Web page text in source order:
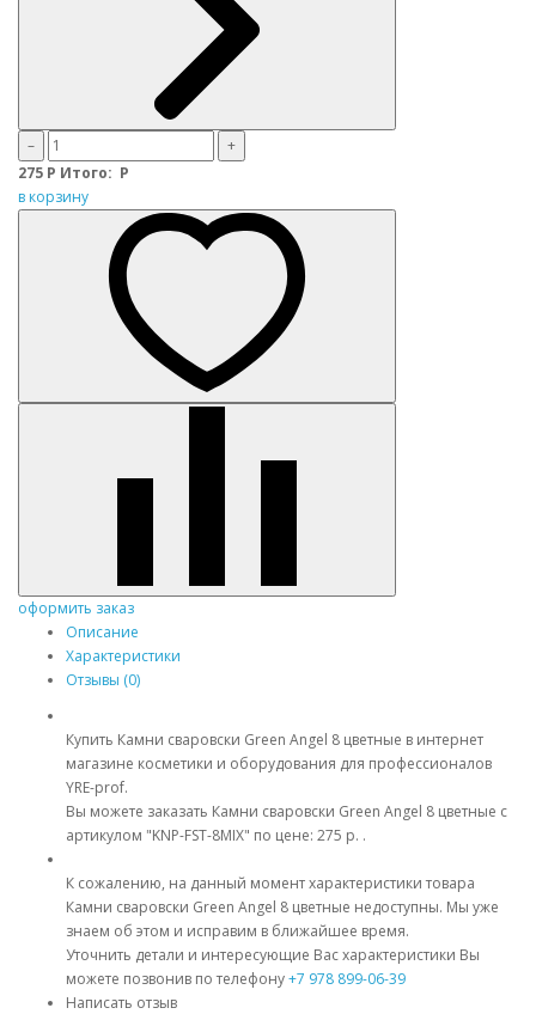
–
+
275 Р Итого: Р
в корзину
оформить заказ
Описание
Характеристики
Отзывы (0)
Купить Камни сваровски Green Angel 8 цветные в интернет
магазине косметики и оборудования для профессионалов
YRE-prof.
Вы можете заказать Камни сваровски Green Angel 8 цветные с
артикулом "KNP-FST-8MIX" по цене: 275 р. .
К сожалению, на данный момент характеристики товара
Камни сваровски Green Angel 8 цветные недоступны. Мы уже
знаем об этом и исправим в ближайшее время.
Уточнить детали и интересующие Вас характеристики Вы
можете позвонив по телефону+7 978 899-06-39
Написать отзыв